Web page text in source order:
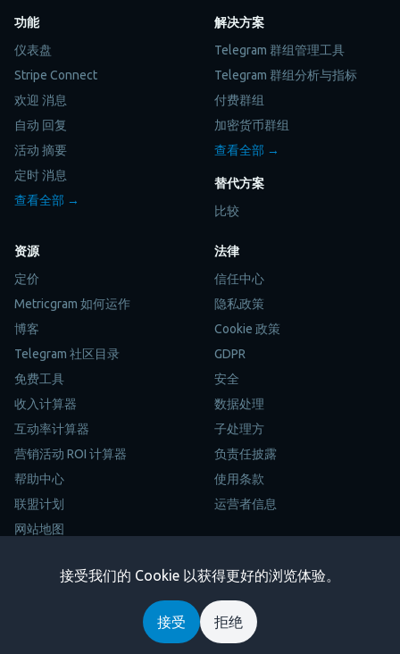
接受我们的 Cookie 以获得更好的浏览体验。
接受 拒绝
功能
仪表盘
Stripe Connect
欢迎 消息
自动 回复
活动 摘要
定时 消息
查看全部 →
解决方案
Telegram 群组管理工具
Telegram 群组分析与指标
付费群组
加密货币群组
查看全部 →
替代方案
比较
资源
定价
Metricgram 如何运作
博客
Telegram 社区目录
免费工具
收入计算器
互动率计算器
营销活动 ROI 计算器
帮助中心
联盟计划
网站地图
法律
信任中心
隐私政策
Cookie 政策
GDPR
安全
数据处理
子处理方
负责任披露
使用条款
运营者信息
Copyright © 2026 Metricgram. 版权所有。